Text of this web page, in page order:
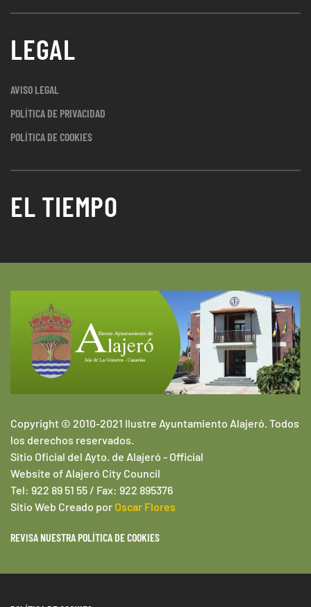
LEGAL
AVISO LEGAL
POLÍTICA DE PRIVACIDAD
POLÍTICA DE COOKIES
EL TIEMPO
Copyright © 2010-2021 Ilustre Ayuntamiento Alajeró. Todos
los derechos reservados.
Sitio Oficial del Ayto. de Alajeró - Official
Website of Alajeró City Council
Tel: 922 89 51 55 / Fax: 922 895376
Sitio Web Creado por Oscar Flores
REVISA NUESTRA POLÍTICA DE COOKIES